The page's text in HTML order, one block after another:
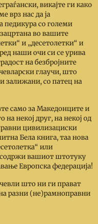
викајте ги како
врз нас да ја
педикура со големи
во вашите
и „десетолетки“ и
наши очи си се урива
на безбројните
глаучи, што
залижани, со патец на
само за Македонците и
на некој друг, на некој од
цивилизациски
Бела книга, таа нова
или
содржи вашиот штотуку
Европска федерација!
што ни ги прават
разни (не)рамноправни